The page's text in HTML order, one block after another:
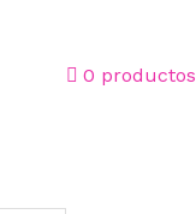
0 productos